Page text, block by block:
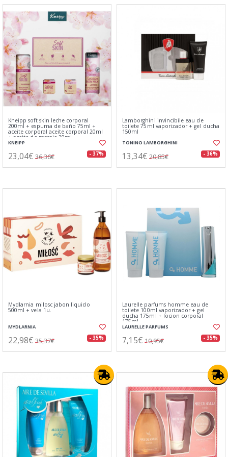
Kneipp soft skin leche corporal
200ml + espuma de baño 75ml +
aceite corporal aceite corporal 20ml
+ aceite de masaje 20ml
KNEIPP
23,04€ 36,36€ - 37%
Lamborghini invincibile eau de
toilete 75ml vaporizador + gel ducha
150ml
TONINO LAMBORGHINI
13,34€ 20,85€ - 36%
Mydlarnia milosc jabon liquido
500ml + vela 1u.
MYDLARNIA
22,98€ 35,37€ - 35%
Laurelle parfums homme eau de
toilete 100ml vaporizador + gel
ducha 175ml + locion corporal
175ml
LAURELLE PARFUMS
7,15€ 10,95€ - 35%